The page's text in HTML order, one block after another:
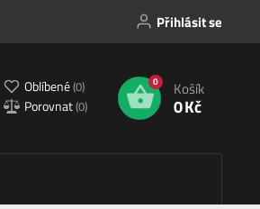
Přihlásit se
Oblíbené(0)
Porovnat(0)
0 Košík
0 Kč